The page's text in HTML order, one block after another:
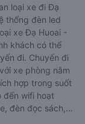
loại xe đi Đạ
thống đèn led
xe Đạ Huoai -
khách có thể
đi. Chuyến đi
xe phòng nằm
hợp trong suốt
đến wifi hoạt
đèn đọc sách,…